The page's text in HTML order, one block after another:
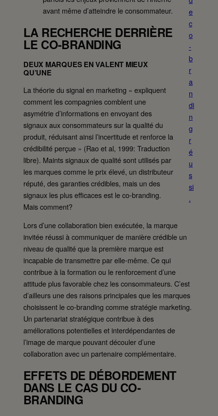
e
c
o
-
b
r
a
n
di
n
g
r
é
u
s
si
.
avant même d’atteindre le consommateur.
LA RECHERCHE DERRIÈRE
LE CO-BRANDING
DEUX MARQUES EN VALENT MIEUX
QU’UNE
La théorie du signal en marketing « expliquent
comment les compagnies comblent une
asymétrie d’informations en envoyant des
signaux aux consommateurs sur la qualité du
produit, réduisant ainsi l’incertitude et renforce la
crédibilité perçue » (Rao et al, 1999: Traduction
libre). Maints signaux de qualité sont utilisés par
les marques comme le prix élevé, un distributeur
réputé, des garanties crédibles, mais un des
signaux les plus efficaces est le co-branding.
Mais comment?
Lors d’une collaboration bien exécutée, la marque
invitée réussi à communiquer de manière crédible un
niveau de qualité que la première marque est
incapable de transmettre par elle-même. Ce qui
contribue à la formation ou le renforcement d’une
attitude plus favorable chez les consommateurs. C’est
d’ailleurs une des raisons principales que les marques
choisissent le co-branding comme stratégie marketing.
Un partenariat stratégique contribue à des
améliorations potentielles et interdépendantes de
l’image de marque pouvant découler d’une
collaboration avec un partenaire complémentaire.
EFFETS DE DÉBORDEMENT
DANS LE CAS DU CO-
BRANDING